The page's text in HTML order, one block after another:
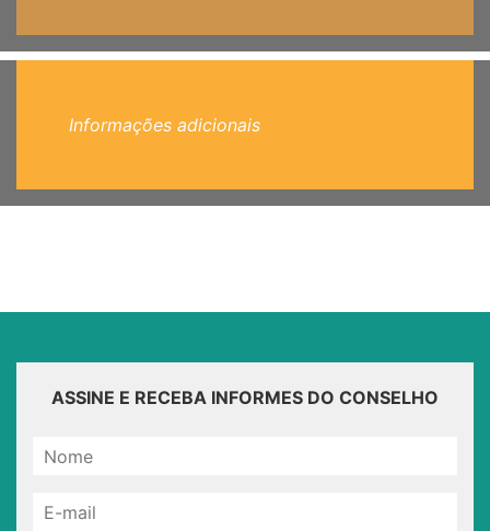
Informações adicionais
ASSINE E RECEBA INFORMES DO CONSELHO